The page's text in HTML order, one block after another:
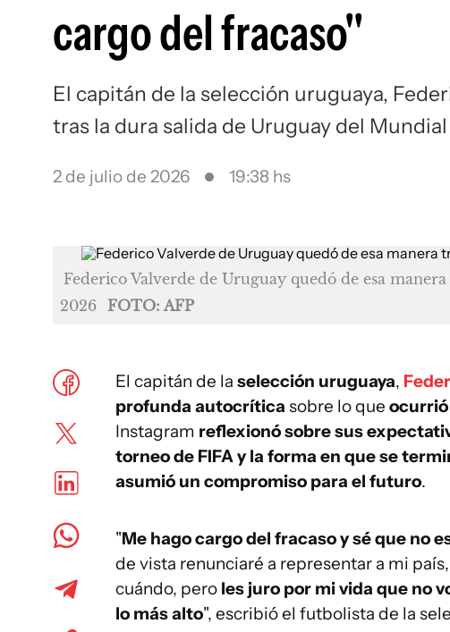
cargo del fracaso"
El capitán de la selección uruguaya,
tras la dura salida de Uruguay del
2 de julio de 2026 19:38 hs
Federico Valverde de Uruguay quedó de esa
2026 FOTO: AFP
El capitán de la selección uruguaya,
profunda autocrítica sobre lo que ocurrió
Instagram reflexionó sobre sus
torneo de FIFA y la forma en que se
asumió un compromiso para el futuro.
"Me hago cargo del fracaso y sé que no
de vista renunciaré a representar a mi
cuándo, pero les juro por mi vida que no
lo más alto", escribió el futbolista de la